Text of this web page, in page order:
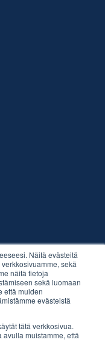
Näitä evästeitä
sekä
näitä tietoja
sekä luomaan
että muiden
evästeistä
tätä verkkosivua.
muistamme, että